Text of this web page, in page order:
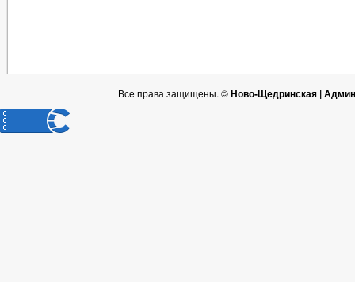
Все права защищены. ©Ново-Щедринская |